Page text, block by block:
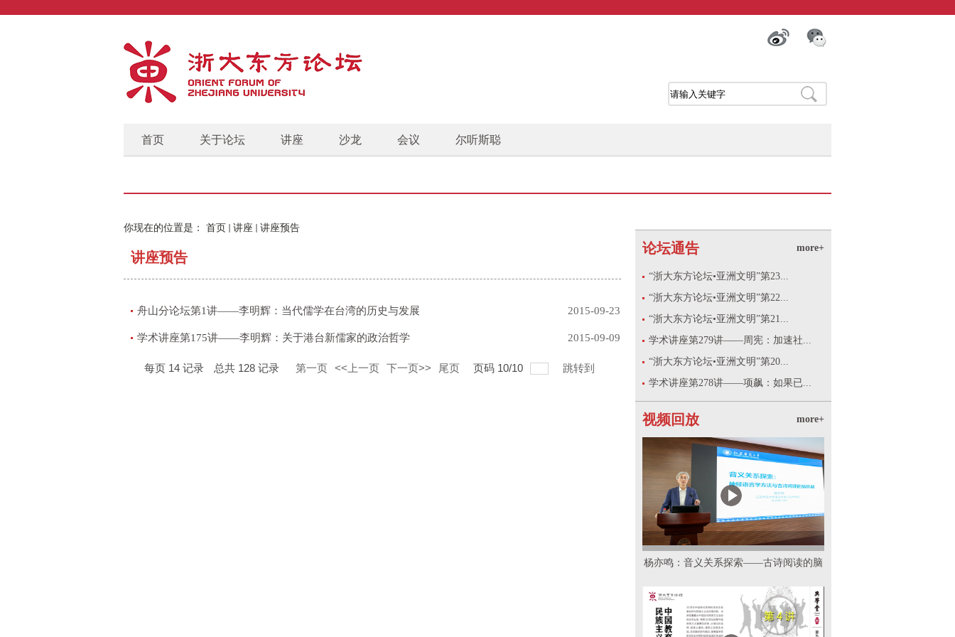
首页 关于论坛 讲座 沙龙 会议 尔听斯聪
你现在的位置是： 首页 讲座 讲座预告
讲座预告
舟山分论坛第1讲——李明辉：当代儒学在台湾的历史与发展 2015-09-23
学术讲座第175讲——李明辉：关于港台新儒家的政治哲学 2015-09-09
每页 14 记录 总共 128 记录 第一页 <<上一页 下一页>> 尾页 页码 10/10 跳转到
论坛通告 more+
“浙大东方论坛•亚洲文明”第23...
“浙大东方论坛•亚洲文明”第22...
“浙大东方论坛•亚洲文明”第21...
学术讲座第279讲——周宪：加速社...
“浙大东方论坛•亚洲文明”第20...
学术讲座第278讲——项飙：如果已...
视频回放 more+
杨亦鸣：音义关系探索——古诗阅读的脑
机制